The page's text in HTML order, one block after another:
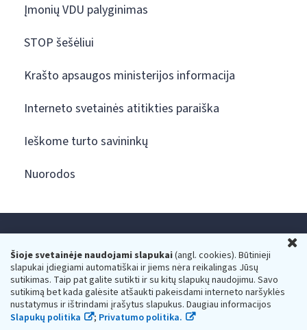
Šioje svetainėje naudojami slapukai(angl. cookies). Būtinieji
slapukai įdiegiami automatiškai ir jiems nėra reikalingas Jūsų
sutikimas. Taip pat galite sutikti ir su kitų slapukų naudojimu. Savo
sutikimą bet kada galėsite atšaukti pakeisdami interneto naršyklės
nustatymus ir ištrindami įrašytus slapukus. Daugiau informacijos
Slapukų politika
; Privatumo politika.
Įmonių VDU palyginimas
STOP šešėliui
Krašto apsaugos ministerijos informacija
Interneto svetainės atitikties paraiška
Ieškome turto savininkų
Nuorodos
gyventojams:
+370 5 260 5060
Darbo laikas: I-IV 8.00-17.00, V 8.00-15.45.
Prieššventinę dieną - viena valanda trumpiau.
Kiekvieno mėnesio antrą penktadienį 8.00 val. - 12.00 val.